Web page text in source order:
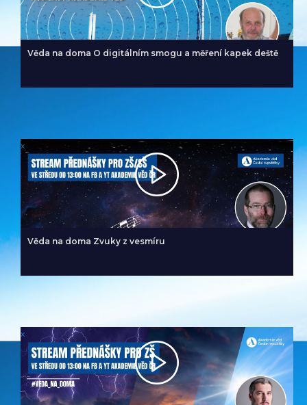
Věda na doma O digitálním smogu a měření kapek deště
x
Věda na doma Zvuky z vesmíru
x